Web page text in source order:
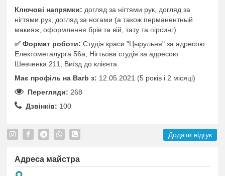
Ключові напрямки: догляд за нігтями рук, догляд за
нігтями рук, догляд за ногами (а також перманентный
макияж, оформлення брів та вій, тату та пірсинг)
✅️ Формат роботи: Студія краси "Цырульня" за адресою
Електометалурга 56а; Нігтьова студія за адресою
Шевченка 211; Виїзд до клієнта
Має профіль на Barb з: 12.05.2021 (5 років i 2 місяці)
Перегляди: 268
Дзвінків: 100
Додати відгук
Адреса майстра